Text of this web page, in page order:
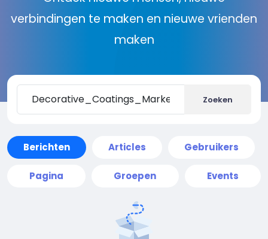
verbindingen te maken en nieuwe vrienden
maken
Zoeken
Berichten Articles Gebruikers
Pagina Groepen Events